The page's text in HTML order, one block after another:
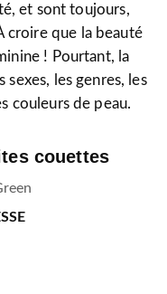
et sont toujours,
croire que la beauté
! Pourtant, la
les genres, les
couleurs de peau.
couettes